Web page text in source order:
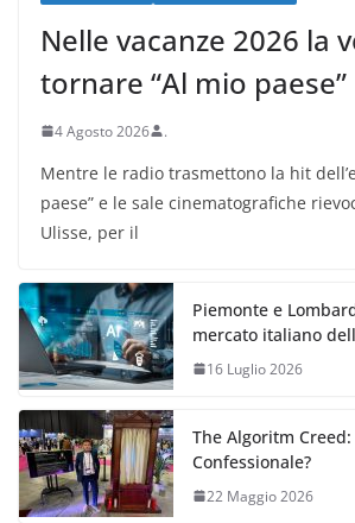
Nelle vacanze 2026 la
tornare “Al mio paese”
4 Agosto 2026 .
Mentre le radio trasmettono la hit
paese” e le sale cinematografiche
Ulisse, per il
Piemonte e
mercato italiano
16 Luglio 2026
The Algoritm
Confessionale?
22 Maggio 2026